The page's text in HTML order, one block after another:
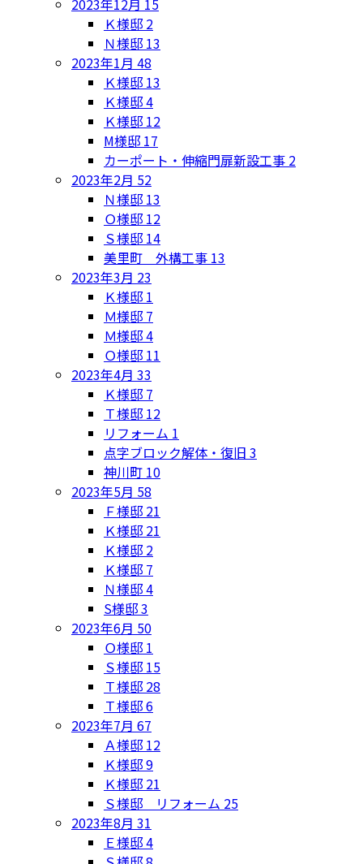
2023年12月 15
Ｋ様邸 2
Ｎ様邸 13
2023年1月 48
Ｋ様邸 13
Ｋ様邸4
Ｋ様邸 12
M様邸 17
カーポート・伸縮門扉新設工事 2
2023年2月 52
Ｎ様邸 13
Ｏ様邸 12
Ｓ様邸 14
美里町 外構工事 13
2023年3月 23
Ｋ様邸 1
Ｍ様邸 7
Ｍ様邸4
Ｏ様邸 11
2023年4月 33
Ｋ様邸 7
Ｔ様邸 12
リフォーム 1
点字ブロック解体・復旧 3
神川町 10
2023年5月 58
Ｆ様邸 21
Ｋ様邸 21
Ｋ様邸 2
Ｋ様邸 7
Ｎ様邸4
S様邸3
2023年6月 50
Ｏ様邸 1
Ｓ様邸 15
Ｔ様邸 28
Ｔ様邸6
2023年7月 67
Ａ様邸 12
Ｋ様邸9
Ｋ様邸 21
Ｓ様邸 リフォーム 25
2023年8月 31
Ｅ様邸4